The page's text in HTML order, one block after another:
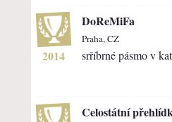
2014
DoReMiFa
Praha, CZ
srříbrné pásmo v
Celostátní